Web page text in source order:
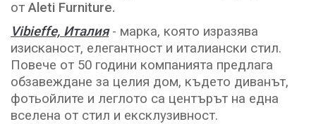
от Aleti Furniture.
Vibieffe, Италия- марка, която изразява
изисканост, елегантност и италиански стил.
Повече от 50 години компанията предлага
обзавеждане за целия дом, където диванът,
фотьойлите и леглото са центърът на една
вселена от стил и ексклузивност.